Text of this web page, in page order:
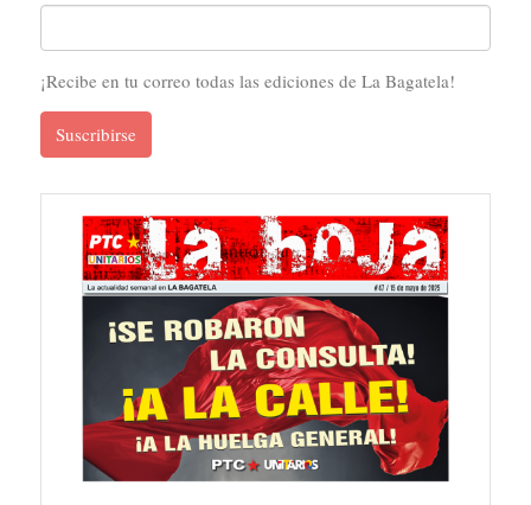
¡Recibe en tu correo todas las ediciones de La Bagatela!
Suscribirse